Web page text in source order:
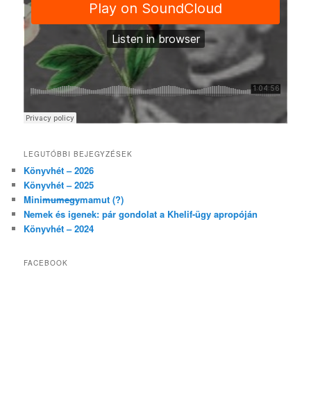
LEGUTÓBBI BEJEGYZÉSEK
Könyvhét – 2026
Könyvhét – 2025
Minimumegymamut (?)
Nemek és igenek: pár gondolat a Khelif-ügy apropóján
Könyvhét – 2024
FACEBOOK